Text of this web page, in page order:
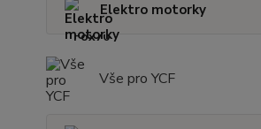
Elektro motorky
Vše pro YCF